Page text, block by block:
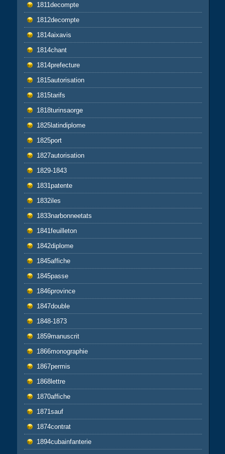
1811decompte
1812decompte
1814aixavis
1814chant
1814prefecture
1815autorisation
1815tarifs
1818turinsaorge
1825latindiplome
1825port
1827autorisation
1829-1843
1831patente
1832iles
1833narbonneetats
1841feuilleton
1842diplome
1845affiche
1845passe
1846province
1847double
1848-1873
1859manuscrit
1866monographie
1867permis
1868lettre
1870affiche
1871sauf
1874contrat
1894cubainfanterie